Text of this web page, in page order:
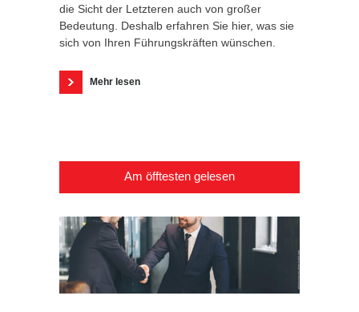
die Sicht der Letzteren auch von großer
Bedeutung. Deshalb erfahren Sie hier, was sie
sich von Ihren Führungskräften wünschen.
Mehr lesen
Am öfftesten gelesen